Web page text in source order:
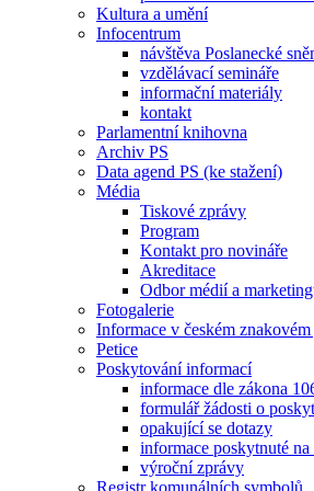
Kultura a umění
Infocentrum
návštěva Poslanecké
vzdělávací semináře
informační materiály
kontakt
Parlamentní knihovna
Archiv PS
Data agend PS (ke stažení)
Média
Tiskové zprávy
Program
Kontakt pro novináře
Akreditace
Odbor médií a
Fotogalerie
Informace v českém
Petice
Poskytování informací
informace dle zákona
formulář žádosti o
opakující se dotazy
informace poskytnuté na
výroční zprávy
Registr komunálních symbolů